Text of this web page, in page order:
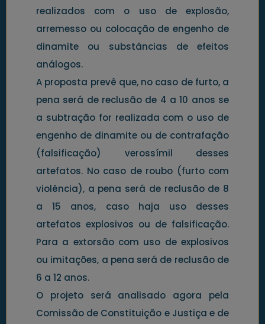
realizados com o uso de explosão,
arremesso ou colocação de engenho de
dinamite ou substâncias de efeitos
análogos.
A proposta prevê que, no caso de furto, a
pena será de reclusão de 4 a 10 anos se
a subtração for realizada com o uso de
engenho de dinamite ou de contrafação
(falsificação) verossímil desses
artefatos. No caso de roubo (furto com
violência), a pena será de reclusão de 8
a 15 anos, caso haja uso desses
artefatos explosivos ou de falsificação.
Para a extorsão com uso de explosivos
ou imitações, a pena será de reclusão de
6 a 12 anos.
O projeto será analisado agora pela
Comissão de Constituição e Justiça e de